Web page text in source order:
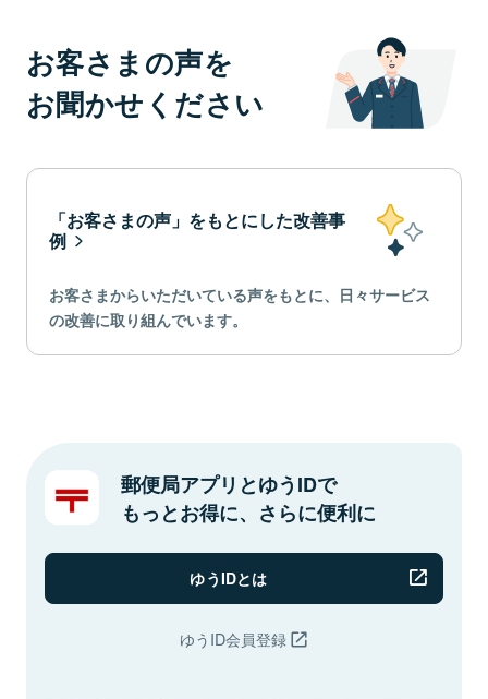
お客さまの声を
お聞かせください
「お客さまの声」をもとにした改善事
例
お客さまからいただいている声をもとに、日々サービス
の改善に取り組んでいます。
郵便局アプリとゆうIDで
もっとお得に、さらに便利に
ゆうIDとは
ゆうID会員登録